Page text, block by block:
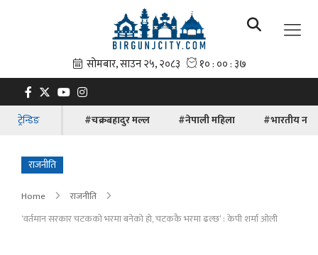
ट्रेन्डिङ #चक्रबहादुर मल्ल #नेपाली महिला #भारतीय
राजनीति
Home
राजनीति
‘वर्तमान सरकार चटकको भरमा बनेको हो, चटककै भरमा ढल्छ’ : केपी शर्मा ओली